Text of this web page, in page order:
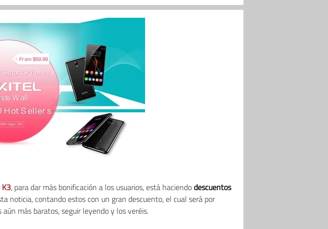
K3, para dar más bonificación a los usuarios, está haciendodescuentos
noticia, contando estos con un gran descuento, el cual será por
más baratos, seguir leyendo y los veréis.